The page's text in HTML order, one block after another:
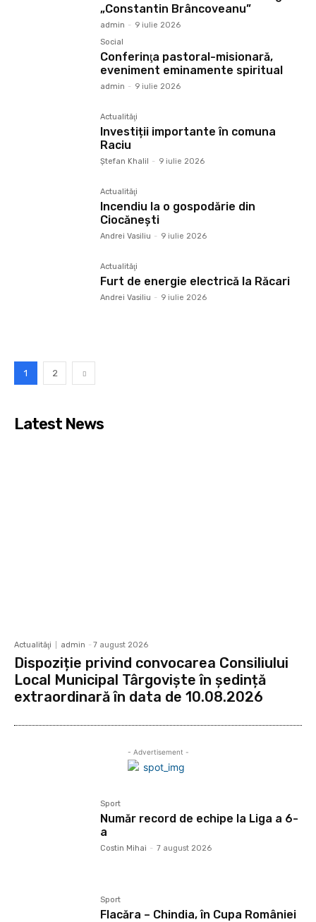
„Constantin Brâncoveanu”
admin - 9 iulie 2026
Social
Conferinţa pastoral-misionară,
eveniment eminamente spiritual
admin - 9 iulie 2026
Actualităţi
Investiții importante în comuna
Raciu
Ştefan Khalil - 9 iulie 2026
Actualităţi
Incendiu la o gospodărie din
Ciocănești
Andrei Vasiliu - 9 iulie 2026
Actualităţi
Furt de energie electrică la Răcari
Andrei Vasiliu - 9 iulie 2026
1 2
Latest News
Actualităţi admin - 7 august 2026
Dispoziție privind convocarea Consiliului
Local Municipal Târgoviște în ședință
extraordinară în data de 10.08.2026
- Advertisement -
Sport
Număr record de echipe la Liga a 6-
a
Costin Mihai - 7 august 2026
Sport
Flacăra – Chindia, în Cupa României